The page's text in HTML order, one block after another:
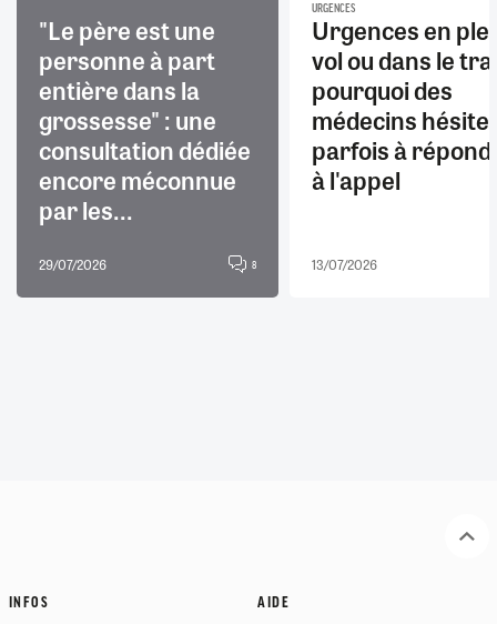
"Le père est une
personne à part
entière dans la
grossesse" : une
consultation dédiée
encore méconnue
par les...
29/07/2026 8
URGENCES
Urgences en
vol ou dans le
pourquoi des
médecins
parfois à
à l'appel
13/07/2026
INFOS AIDE